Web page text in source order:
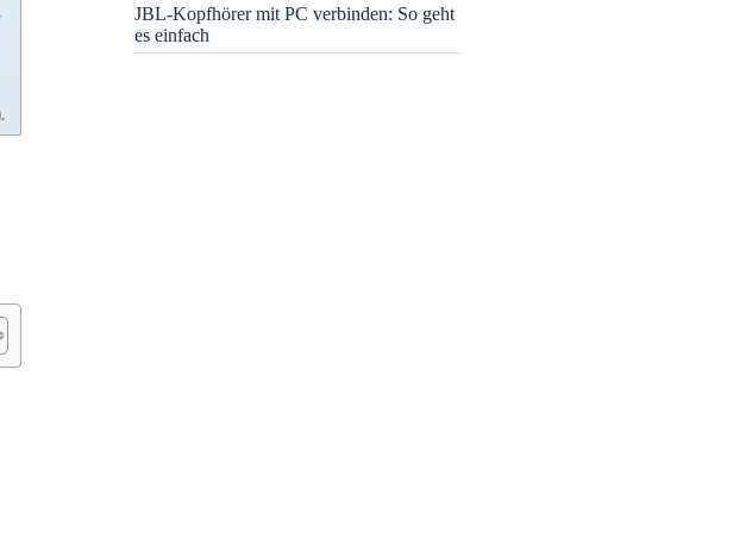
JBL-Kopfhörer mit PC verbinden: So geht
es einfach